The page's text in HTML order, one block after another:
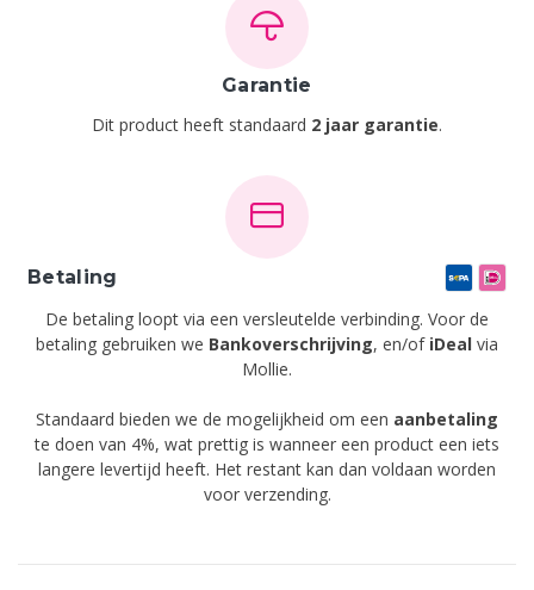
Garantie
Dit product heeft standaard 2 jaar garantie.
Betaling
De betaling loopt via een versleutelde verbinding. Voor de
betaling gebruiken we Bankoverschrijving, en/of iDeal via
Mollie.
Standaard bieden we de mogelijkheid om een aanbetaling
te doen van 4%, wat prettig is wanneer een product een iets
langere levertijd heeft. Het restant kan dan voldaan worden
voor verzending.